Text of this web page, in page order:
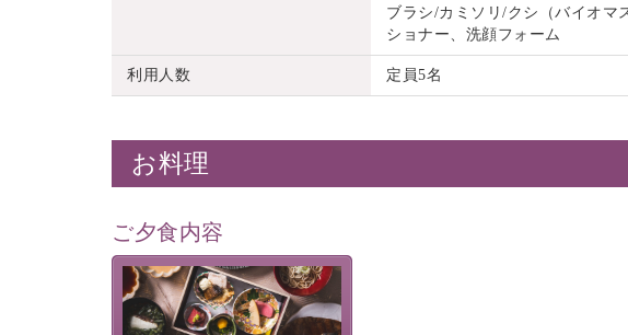
ブラシ/カミソリ/クシ（バイオマ
ショナー、洗顔フォーム
利用人数 定員5名
お料理
ご夕食内容
美湖膳とは諏訪の地で特別を
提供する為に料理長・神原 裕